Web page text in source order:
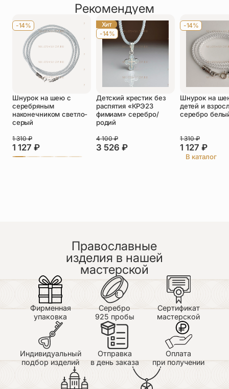
Оставить отзыв
Подтверждаю свое согласие с
политикой конфиденциальностии даю
согласие на обработку персональных
данных
Оксана
09.07.2026
Я в восторге, от крестика веет теплом, детально
Огромная благодарность мастерам за чудесную
работу, живую и настоящую.
Дмитрий
25.06.2026
Крестик очень понравился. Не массивный,
довольно компактный. Тяжеленький. Покупали
сынуле. Очень качественно изготовлен,
детализация просто отличная. Большое спасибо
Галине, оперативно отправили заказ. До Липецка
1,5 дня и посылку вручил курьер. Рекомендую
всем. Сайт добавил в закладки.
Рекомендуем
-14%
Шнурок на шею с
серебряным
наконечником светло-
серый
1 127 ₽
1 310₽
Хит
-14%
Детский крестик без
распятия «КРЭ23
фимиам» серебро/
родий
3 526 ₽
4 100₽
-14%
Шнурок на
детей и
серебро
1 127 ₽
1 310₽
В каталог
Православные
изделия в нашей
мастерской
Фирменная
упаковка
Серебро
925 пробы
Сертификат
мастерской
Индивидуальный
подбор изделий
Отправка
в день заказа
Оплата
при получении